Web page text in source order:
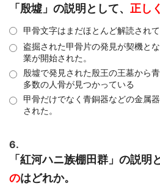
「殷墟」の説明として、 正し
甲骨文字はまだほとんど解読されて
盗掘された甲骨片の発見が契機と
業が開始された。
殷墟で発見された殷王の王墓から
多数の人骨が見つかっている
甲骨だけでなく青銅器などの金属
された。
6.
「紅河ハニ族棚田群」の説明
のはどれか。